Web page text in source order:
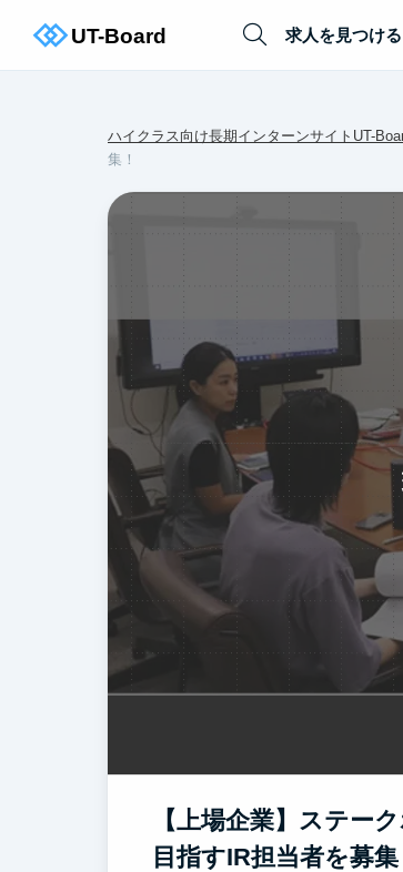
求人を見つける
ハイクラス向け長期インターンサイトUT-
集！
【上場企業】ステー
目指すIR担当者を募集